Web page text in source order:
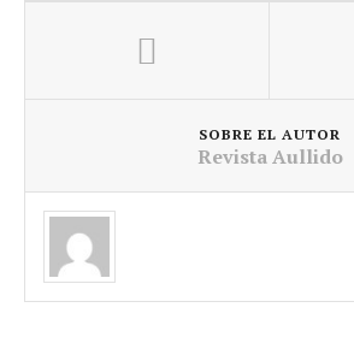
SOBRE EL AUTOR
Revista Aullido